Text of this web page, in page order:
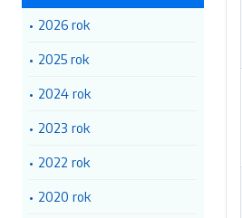
2026 rok
2025 rok
2024 rok
2023 rok
2022 rok
2020 rok